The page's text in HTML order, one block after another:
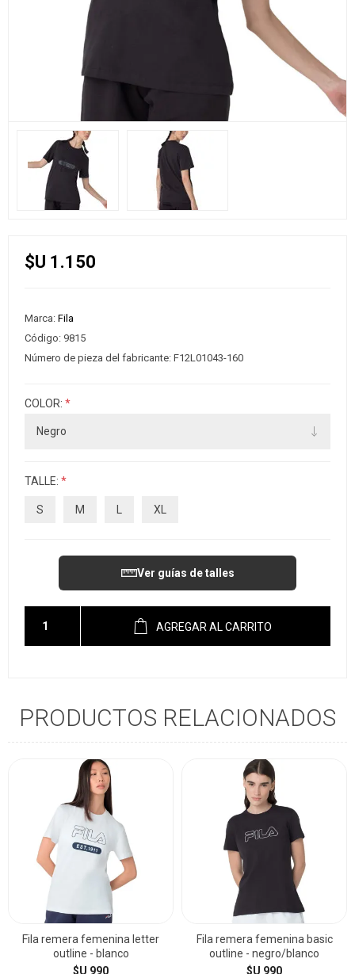
$U 1.150
Marca: Fila
Código: 9815
Número de pieza del fabricante: F12L01043-160
COLOR: *
TALLE: *
S M L XL
Ver guías de talles
AGREGAR AL CARRITO
PRODUCTOS RELACIONADOS
Fila remera femenina letter
outline - blanco
$U 990
Fila remera femenina basic
outline - negro/blanco
$U 990